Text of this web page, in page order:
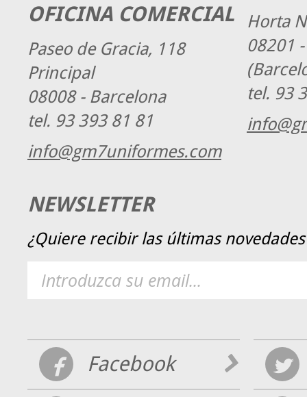
Horta
08201
tel. 93
OFICINA COMERCIAL
Paseo de Gracia, 118
Principal
08008 - Barcelona
tel. 93 393 81 81
info@gm7uniformes.com
NEWSLETTER
¿Quiere recibir las últimas
Facebook